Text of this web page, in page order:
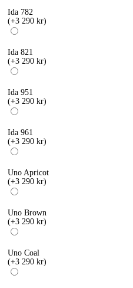
Ida 782
(+3 290 kr)
Ida 821
(+3 290 kr)
Ida 951
(+3 290 kr)
Ida 961
(+3 290 kr)
Uno Apricot
(+3 290 kr)
Uno Brown
(+3 290 kr)
Uno Coal
(+3 290 kr)